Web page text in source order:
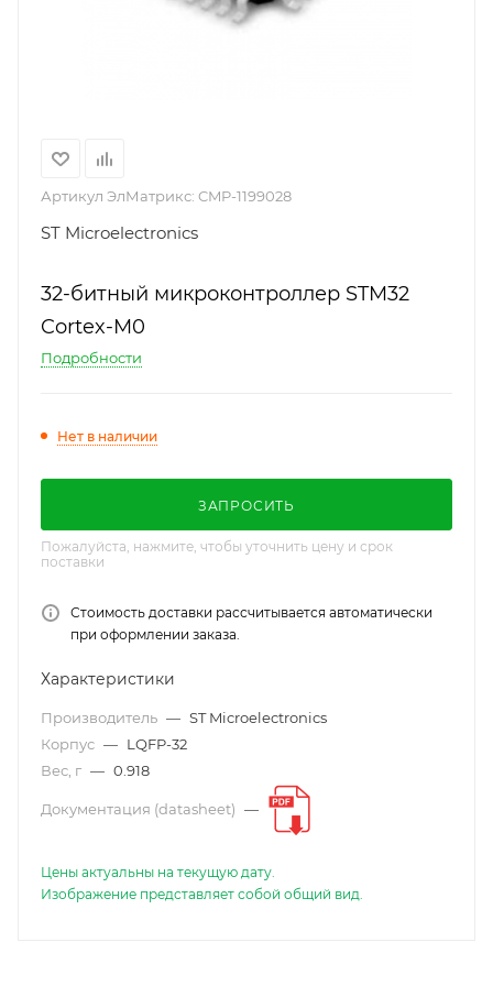
Артикул ЭлМатрикс: CMP-1199028
ST Microelectronics
32-битный микроконтроллер STM32
Cortex-M0
Подробности
Нет в наличии
ЗАПРОСИТЬ
Пожалуйста, нажмите, чтобы уточнить цену и срок
поставки
Стоимость доставки рассчитывается автоматически
при оформлении заказа.
Характеристики
Производитель — ST Microelectronics
Корпус — LQFP-32
Вес, г — 0.918
Документация (datasheet) —
Цены актуальны на текущую дату.
Изображение представляет собой общий вид.